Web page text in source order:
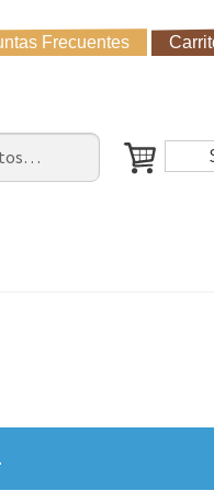
Frecuentes
Cómo Comprar?